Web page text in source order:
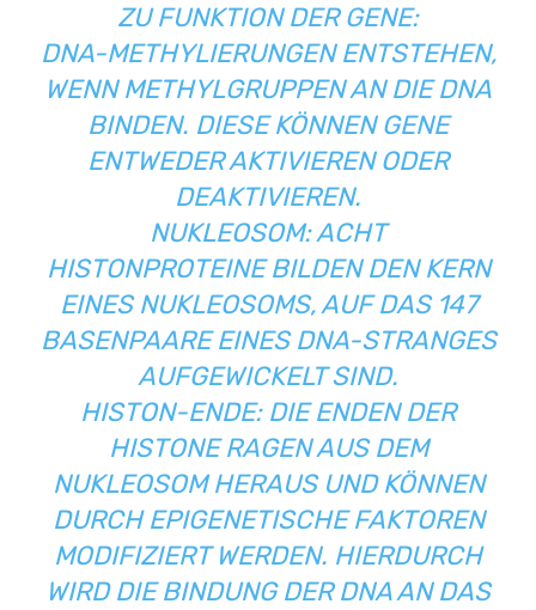
ZU FUNKTION DER GENE:
DNA-METHYLIERUNGEN ENTSTEHEN,
WENN METHYLGRUPPEN AN DIE DNA
BINDEN. DIESE KÖNNEN GENE
ENTWEDER AKTIVIEREN ODER
DEAKTIVIEREN.
NUKLEOSOM: ACHT
HISTONPROTEINE BILDEN DEN KERN
EINES NUKLEOSOMS, AUF DAS 147
BASENPAARE EINES DNA-STRANGES
AUFGEWICKELT SIND.
HISTON-ENDE: DIE ENDEN DER
HISTONE RAGEN AUS DEM
NUKLEOSOM HERAUS UND KÖNNEN
DURCH EPIGENETISCHE FAKTOREN
MODIFIZIERT WERDEN. HIERDURCH
WIRD DIE BINDUNG DER DNA AN DAS